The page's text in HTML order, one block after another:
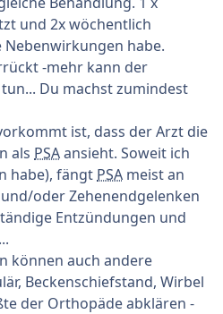
und 2x wöchentlich
Nebenwirkungen habe.
-mehr kann der
Du machst zumindest
ist, dass der Arzt die
als PSAansieht. Soweit ich
habe), fängt PSA meist an
oder Zehenendgelenken
Entzündungen und
können auch andere
Beckenschiefstand, Wirbel
der Orthopäde abklären -